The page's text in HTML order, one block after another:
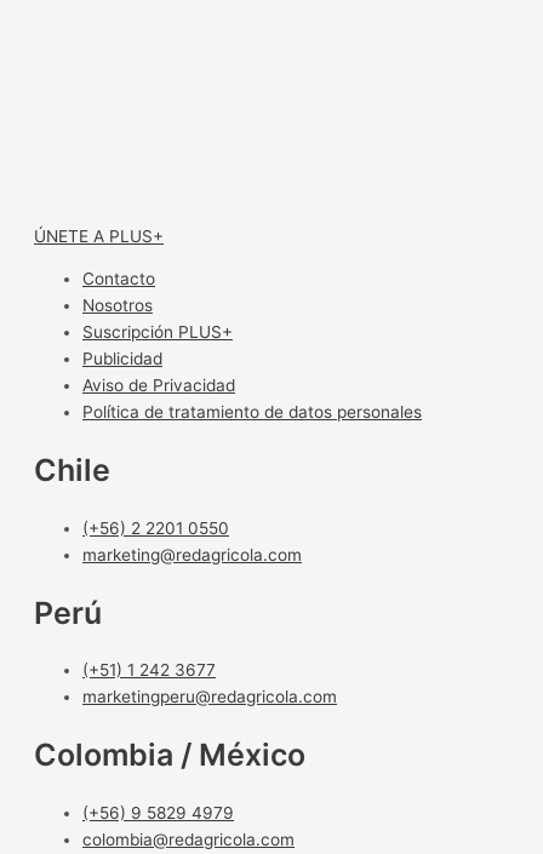
ÚNETE A PLUS+
Contacto
Nosotros
Suscripción PLUS+
Publicidad
Aviso de Privacidad
Política de tratamiento de datos personales
Chile
(+56) 2 2201 0550
marketing@redagricola.com
Perú
(+51) 1 242 3677
marketingperu@redagricola.com
Colombia / México
(+56) 9 5829 4979
colombia@redagricola.com